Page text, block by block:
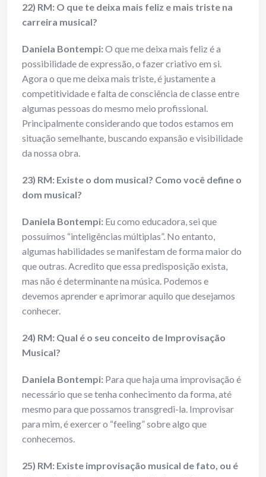
22) RM: O que te deixa mais feliz e mais triste na
carreira musical?
Daniela Bontempi:O que me deixa mais feliz é a
possibilidade de expressão, o fazer criativo em si.
Agora o que me deixa mais triste, é justamente a
competitividade e falta de consciência de classe entre
algumas pessoas do mesmo meio profissional.
Principalmente considerando que todos estamos em
situação semelhante, buscando expansão e visibilidade
da nossa obra.
23) RM: Existe o dom musical? Como você define o
dom musical?
Daniela Bontempi: Eu como educadora, sei que
possuímos “inteligências múltiplas”. No entanto,
algumas habilidades se manifestam de forma maior do
que outras. Acredito que essa predisposição exista,
mas não é determinante na música. Podemos e
devemos aprender e aprimorar aquilo que desejamos
conhecer.
24) RM: Qual é o seu conceito de Improvisação
Musical?
Daniela Bontempi: Para que haja uma improvisação é
necessário que se tenha conhecimento da forma, até
mesmo para que possamos transgredi-la. Improvisar
para mim, é exercer o “feeling” sobre algo que
conhecemos.
25) RM: Existe improvisação musical de fato, ou é